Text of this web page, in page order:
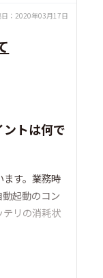
： 2020年03月17日
トは何で
ます。業務時
起動のコン
テリの消耗状